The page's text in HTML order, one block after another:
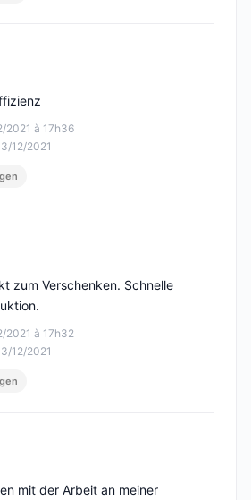
5
2021 à 17h36
12/2021
5
2021 à 17h32
12/2021
zum Verschenken. Schnelle
5
mit der Arbeit an meiner